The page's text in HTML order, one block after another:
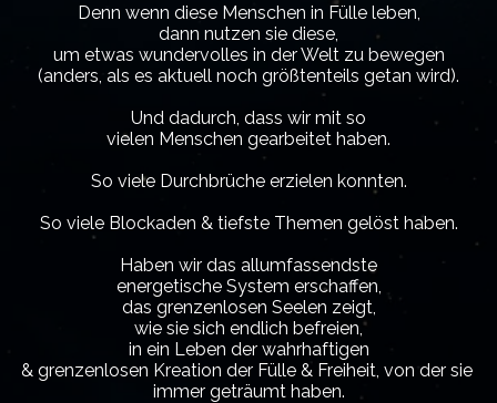
Denn wenn diese Menschen in Fülle leben,
dann nutzen sie diese,
um etwas wundervolles in der Welt zu bewegen
(anders, als es aktuell noch größtenteils getan wird).
Und dadurch, dass wir mit so
vielen Menschen gearbeitet haben.
So viele Durchbrüche erzielen konnten.
So viele Blockaden & tiefste Themen gelöst haben.
Haben wir das allumfassendste
energetische System erschaffen,
das grenzenlosen Seelen zeigt,
wie sie sich endlich befreien,
in ein Leben der wahrhaftigen
& grenzenlosen Kreation der Fülle & Freiheit, von der sie
immer geträumt haben.